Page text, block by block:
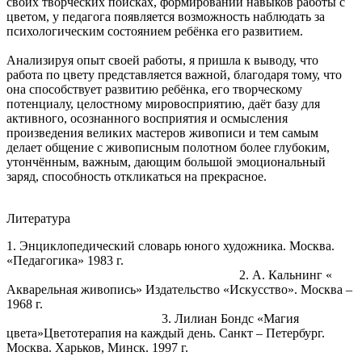
цветом, у педагога появляется возможность наблюдать за
психологическим состоянием ребёнка его развитием.
Анализируя опыт своей работы, я пришла к выводу, что
работа по цвету представляется важной, благодаря тому, что
она способствует развитию ребёнка, его творческому
потенциалу, целостному мировосприятию, даёт базу для
активного, осознанного восприятия и осмысления
произведения великих мастеров живописи и тем самым
делает общение с живописным полотном более глубоким,
утончённым, важным, дающим большой эмоциональный
заряд, способность откликаться на прекрасное.
Литература
1. Энциклопедический словарь юного художника. Москва.
«Педагогика» 1983 г.
2. А. Кальнинг «
Акварельная живопись» Издательство «Искусство». Москва –
1968 г.
3. Лилиан Бондс «Магия
цвета»Цветотерапия на каждый день. Санкт – Петербург.
Москва. Харьков, Минск. 1997 г.